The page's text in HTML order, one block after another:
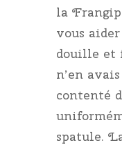
la
vous aider
douille et
n’en
contenté
spatule.